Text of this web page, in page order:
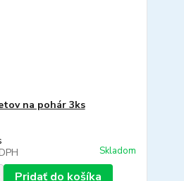
na pohár 3ks
Skladom
Pridať do košíka